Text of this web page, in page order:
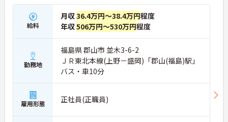
給料
月収36.4万円～38.4万円程度
年収506万円～530万円程度
勤務地
福島県 郡山市 並木3-6-2
ＪＲ東北本線(上野－盛岡)「郡山(福島)駅」
バス・車10分
雇用形態 正社員(正職員)